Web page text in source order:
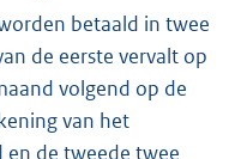
betaald in twee
de eerste vervalt op
volgend op de
van het
en de tweede twee